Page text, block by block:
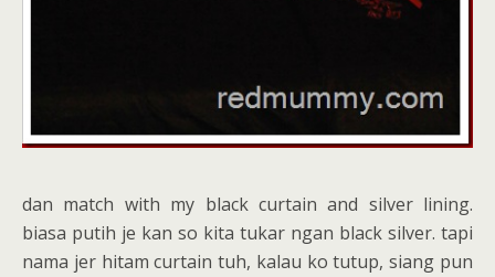
dan match with my black curtain and silver lining.
biasa putih je kan so kita tukar ngan black silver. tapi
nama jer hitam curtain tuh, kalau ko tutup, siang pun